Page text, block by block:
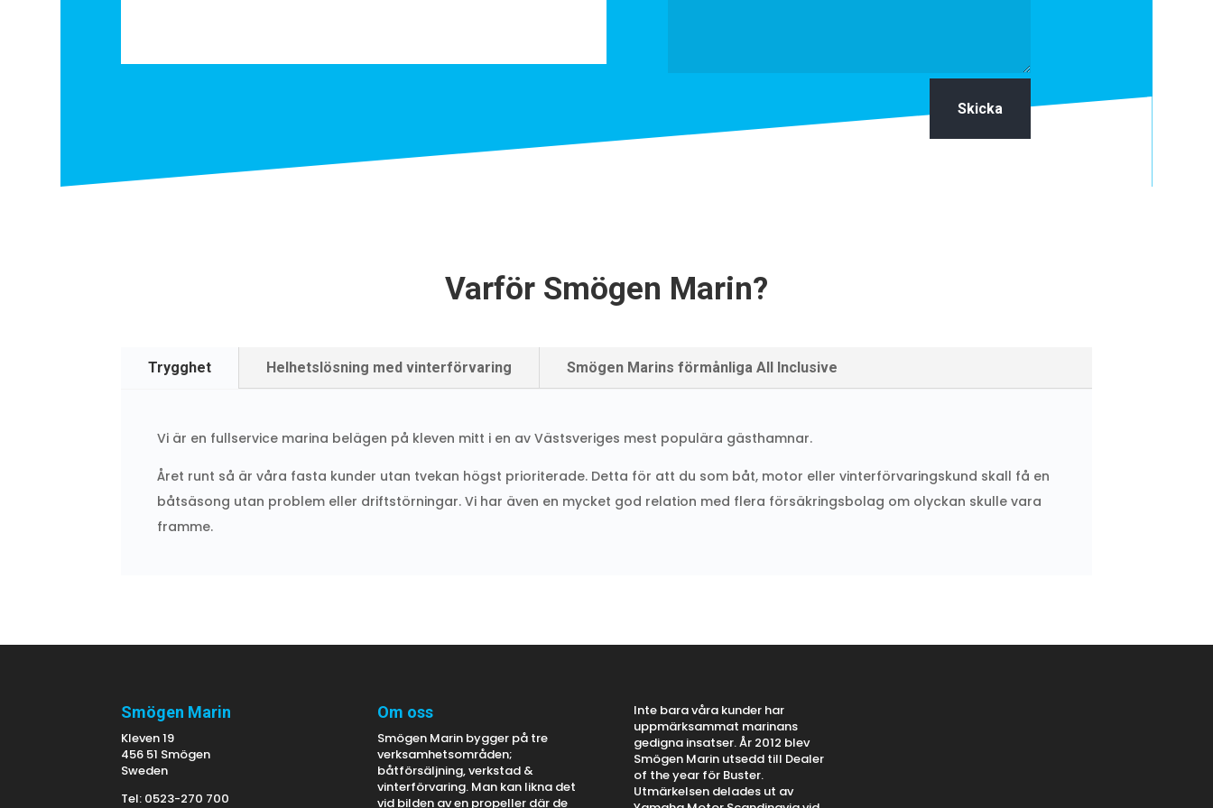
Skicka
Varför Smögen Marin?
Trygghet Helhetslösning med vinterförvaring Smögen Marins förmånliga All Inclusive
Vi är en fullservice marina belägen på kleven mitt i en av Västsveriges mest populära gästhamnar.
Året runt så är våra fasta kunder utan tvekan högst prioriterade. Detta för att du som båt, motor eller vinterförvaringskund skall få en
båtsäsong utan problem eller driftstörningar. Vi har även en mycket god relation med flera försäkringsbolag om olyckan skulle vara
framme.
Smögen Marin
Kleven 19
456 51 Smögen
Sweden
Tel: 0523-270 700
Om oss
Smögen Marin bygger på tre
verksamhetsområden;
båtförsäljning, verkstad &
vinterförvaring. Man kan likna det
vid bilden av en propeller där de
Inte bara våra kunder har
uppmärksammat marinans
gedigna insatser. År 2012 blev
Smögen Marin utsedd till Dealer
of the year för Buster.
Utmärkelsen delades ut av